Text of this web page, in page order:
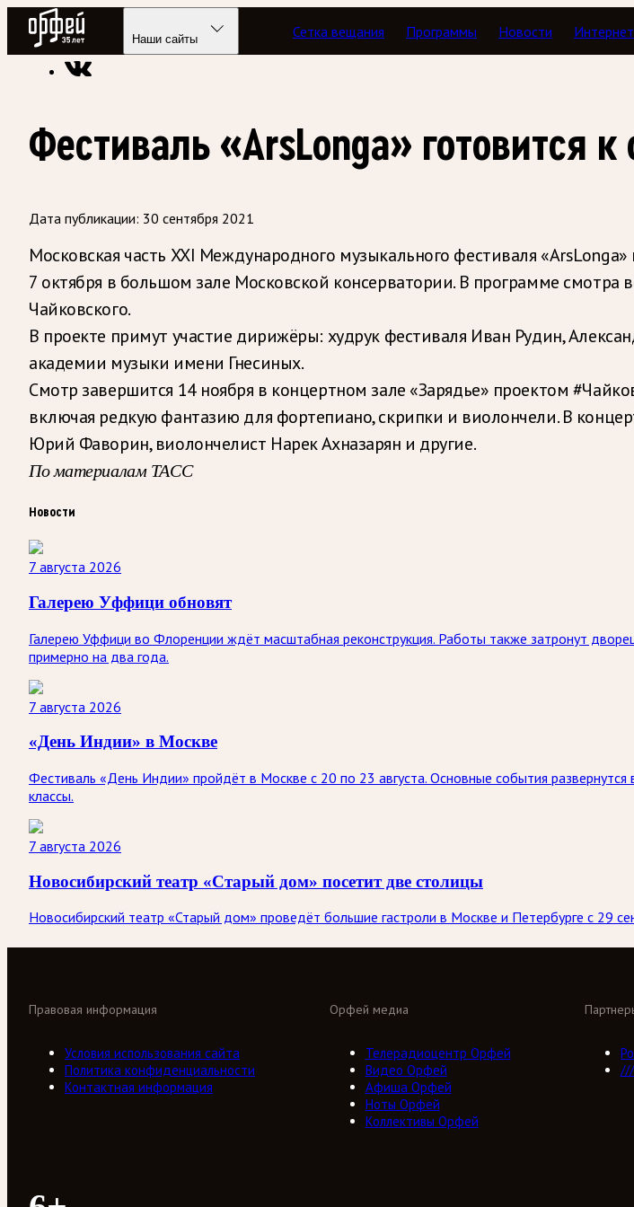
Радио Орфей
Наши сайты Сетка вещания Программы Новости
Радио классической музыки «Орфей» Новости
Фестиваль «ArsLonga» готовится
Дата публикации: 30 сентября 2021
Московская часть XXI Международного музыкального фестиваля
7 октября в большом зале Московской консерватории. В программе
Чайковского.
В проекте примут участие дирижёры: худрук фестиваля Иван Рудин,
академии музыки имени Гнесиных.
Смотр завершится 14 ноября в концертном зале «Зарядье» проектом
включая редкую фантазию для фортепиано, скрипки и виолончели. В
Юрий Фаворин, виолончелист Нарек Ахназарян и другие.
По материалам ТАСС
Новости
7 августа 2026
Галерею Уффици обновят
Галерею Уффици во Флоренции ждёт масштабная реконструкция. Работы также затронут
примерно на два года.
7 августа 2026
«День Индии» в Москве
Фестиваль «День Индии» пройдёт в Москве с 20 по 23 августа. Основные события
классы.
7 августа 2026
Новосибирский театр «Старый дом» посетит две столицы
Новосибирский театр «Старый дом» проведёт большие гастроли в Москве и Петербурге с 29
Орфей медиа
Телерадиоцентр Орфей
Видео Орфей
Афиша Орфей
Ноты Орфей
Коллективы Орфей
Правовая информация
Условия использования сайта
Политика конфиденциальности
Контактная информация